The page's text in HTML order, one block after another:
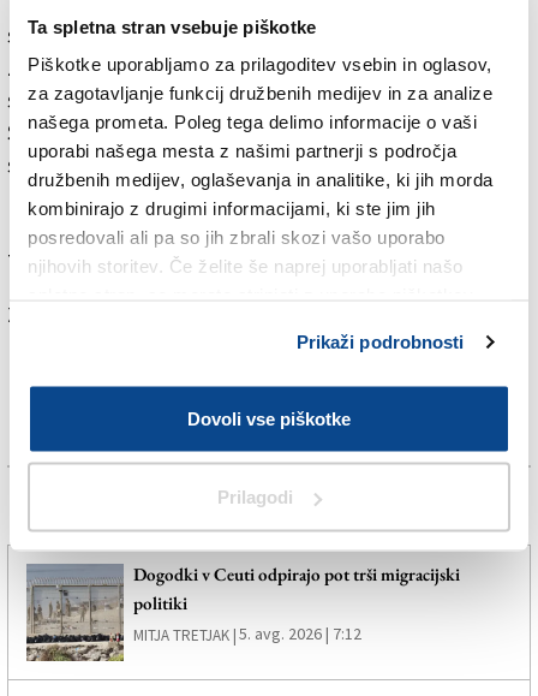
Ta spletna stran vsebuje piškotke
Piškotke uporabljamo za prilagoditev vsebin in oglasov,
za zagotavljanje funkcij družbenih medijev in za analize
našega prometa. Poleg tega delimo informacije o vaši
uporabi našega mesta z našimi partnerji s področja
družbenih medijev, oglaševanja in analitike, ki jih morda
kombinirajo z drugimi informacijami, ki ste jim jih
posredovali ali pa so jih zbrali skozi vašo uporabo
njihovih storitev. Če želite še naprej uporabljati našo
Prikaži podrobnosti
Dovoli vse piškotke
Prilagodi
splošno (za le-te so pristojne univerze ter ministrstvi
za javno upravo in pravosodje), ampak samo tiste, ki
so namenjene za poučevanje na slovenski šoli.
Šolniki, ki želijo na slovenski šoli v Italiji uveljaviti
slovensko univerzitetno diplomo, bodo zato odslej
namesto na ministrstvo za šolstvo v Rimu svoje vloge
naslavljali na Urad za slovenske šole v Ul. S. Martiri 3 v
Trstu.
Za branje in pisanje komentarjev
Več novic
Dogodki v Ceuti odpirajo pot trši migracijski
politiki
MITJA TRETJAK |5. avg. 2026 | 7:12